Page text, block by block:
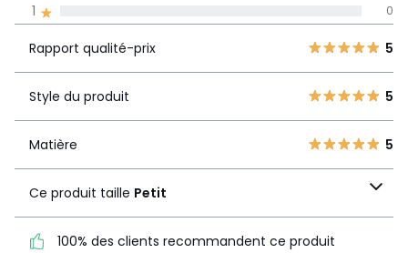
1
3
5
5
5
100% des clients
1 0
Rapport qualité-prix 5
Style du produit 5
Matière 5
Ce produit taille Petit
100% des clients recommandent ce produit